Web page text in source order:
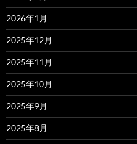
2026年1月
2025年12月
2025年11月
2025年10月
2025年9月
2025年8月